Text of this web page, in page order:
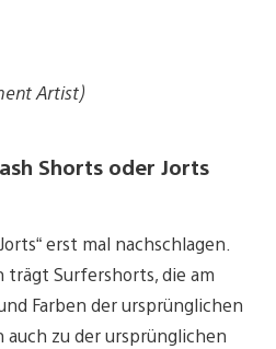
Artist)
Shorts oder Jorts
erst mal nachschlagen.
trägt Surfershorts, die am
Farben der ursprünglichen
auch zu der ursprünglichen